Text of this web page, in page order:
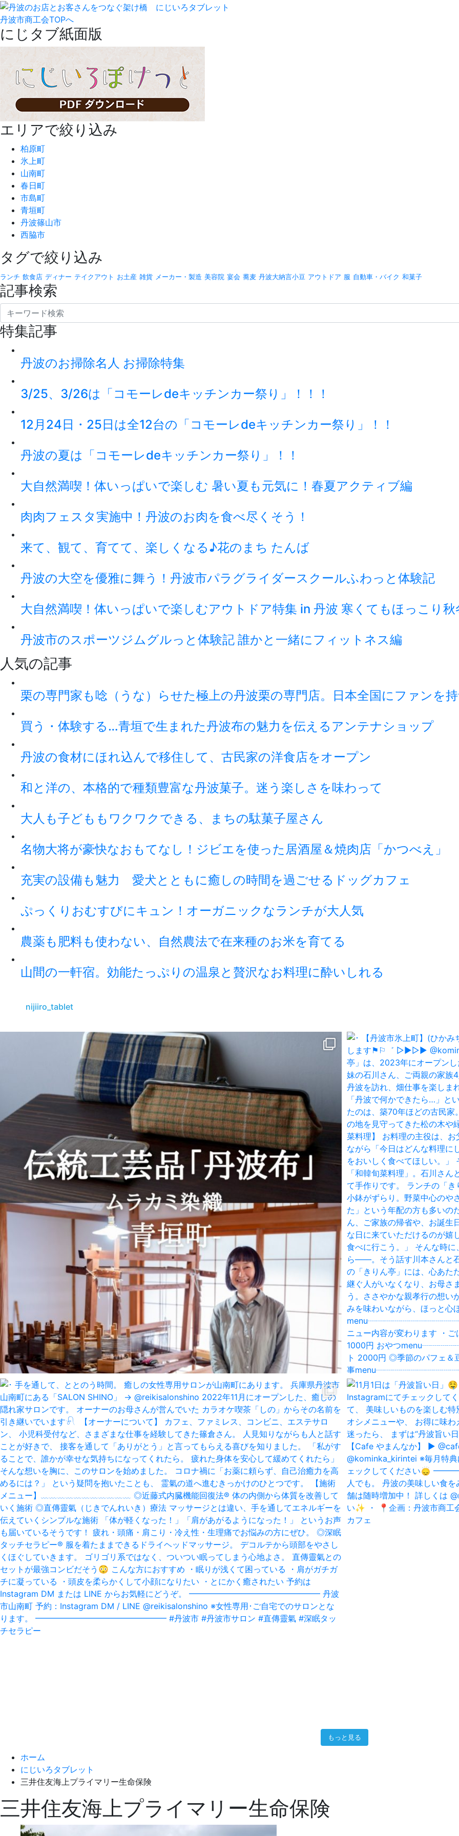
丹波市商工会TOPへ
にじタブ紙面版
エリアで絞り込み
柏原町
氷上町
山南町
春日町
市島町
青垣町
丹波篠山市
西脇市
タグで絞り込み
ランチ 飲食店 ディナー テイクアウト お土産 雑貨 メーカー・製造 美容院 宴会 蕎麦 丹波大納言小豆 アウトドア 服 自動車・バイク 和菓子
記事検索
特集記事
丹波のお掃除名人 お掃除特集
3/25、3/26は「コモーレdeキッチンカー祭り」！！！
12月24日・25日は全12台の「コモーレdeキッチンカー祭り」！！
丹波の夏は「コモーレdeキッチンカー祭り」！！
大自然満喫！体いっぱいで楽しむ 暑い夏も元気に！春夏アクティブ編
肉肉フェスタ実施中！丹波のお肉を食べ尽くそう！
来て、観て、育てて、楽しくなる♪花のまち たんば
丹波の大空を優雅に舞う！丹波市パラグライダースクールふわっと体験記
大自然満喫！体いっぱいで楽しむアウトドア特集 in 丹波 寒くてもほっこり秋
丹波市のスポーツジムグルっと体験記 誰かと一緒にフィットネス編
人気の記事
栗の専門家も唸（うな）らせた極上の丹波栗の専門店。日本全国にファンを
買う・体験する…青垣で生まれた丹波布の魅力を伝えるアンテナショップ
丹波の食材にほれ込んで移住して、古民家の洋食店をオープン
和と洋の、本格的で種類豊富な丹波菓子。迷う楽しさを味わって
大人も子どももワクワクできる、まちの駄菓子屋さん
名物大将が豪快なおもてなし！ジビエを使った居酒屋＆焼肉店「かつべえ」
充実の設備も魅力 愛犬とともに癒しの時間を過ごせるドッグカフェ
ぷっくりおむすびにキュン！オーガニックなランチが大人気
農薬も肥料も使わない、自然農法で在来種のお米を育てる
山間の一軒宿。効能たっぷりの温泉と贅沢なお料理に酔いしれる
nijiiro_tablet
もっと見る
ホーム
にじいろタブレット
三井住友海上プライマリー生命保険
三井住友海上プライマリー生命保険